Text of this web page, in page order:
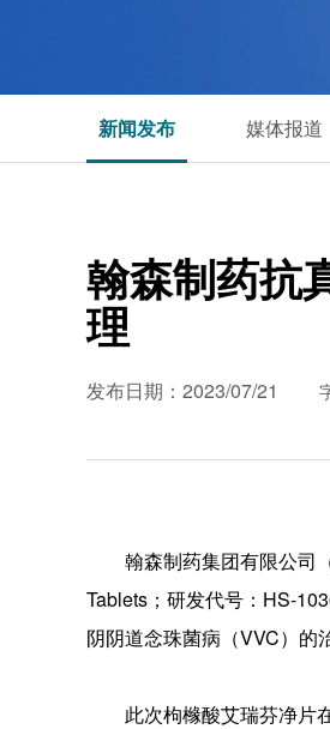
新闻发布 媒体报道
翰森制药抗
理
发布日期：2023/07/21
翰森制药集团有限公司
Tablets；研发代号：HS-
阴阴道念珠菌病（VVC）的
此次枸橼酸艾瑞芬净片